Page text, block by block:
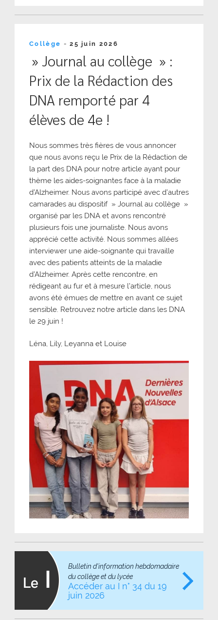
Collège -Publié
25 juin 2026
» Journal au collège » :
Prix de la Rédaction des
DNA remporté par 4
élèves de 4e !
Nous sommes très fières de vous annoncer
que nous avons reçu le Prix de la Rédaction de
la part des DNA pour notre article ayant pour
thème les aides-soignantes face à la maladie
d’Alzheimer. Nous avons participé avec d’autres
camarades au dispositif » Journal au collège »
organisé par les DNA et avons rencontré
plusieurs fois une journaliste. Nous avons
apprécié cette activité. Nous sommes allées
interviewer une aide-soignante qui travaille
avec des patients atteints de la maladie
d’Alzheimer. Après cette rencontre, en
rédigeant au fur et à mesure l’article, nous
avons été émues de mettre en avant ce sujet
sensible. Retrouvez notre article dans les DNA
le 29 juin !
Léna, Lily, Leyanna et Louise
Bulletin d'information hebdomadaire
du collège et du lycée
Accéder au I n° 34 du 19
juin 2026